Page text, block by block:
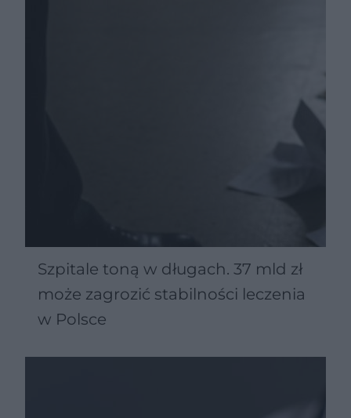
Szpitale toną w długach. 37 mld zł
może zagrozić stabilności leczenia
w Polsce